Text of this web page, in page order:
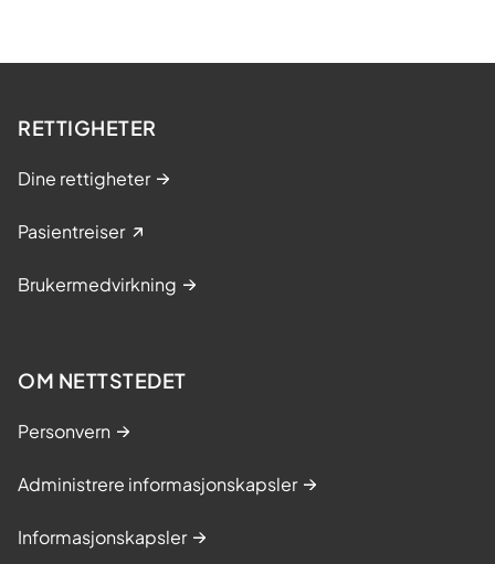
RETTIGHETER
Dine rettigheter
Pasientreiser
Brukermedvirkning
OM NETTSTEDET
Personvern
Administrere informasjonskapsler
Informasjonskapsler